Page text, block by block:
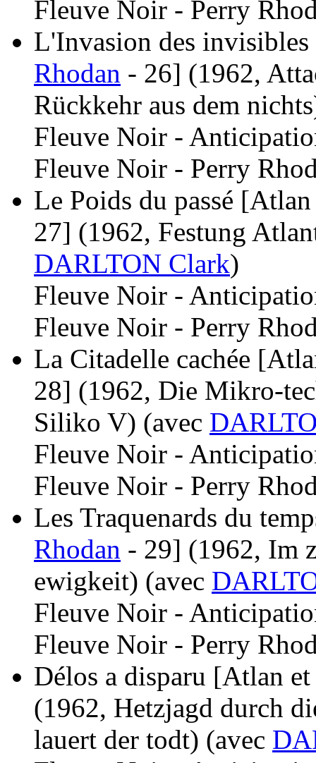
Fleuve Noir - Perry
L'Invasion des
Rhodan - 26] (1962,
Rückkehr aus dem
Fleuve Noir -
Fleuve Noir - Perry
Le Poids du passé
27] (1962, Festung
DARLTON Clark)
Fleuve Noir -
Fleuve Noir - Perry
La Citadelle cachée
28] (1962, Die Mikro-
Siliko V) (avec
Fleuve Noir -
Fleuve Noir - Perry
Les Traquenards du
Rhodan - 29] (1962, Im
ewigkeit) (avec
Fleuve Noir -
Fleuve Noir - Perry
Délos a disparu [Atlan
(1962, Hetzjagd durch
lauert der todt) (avec